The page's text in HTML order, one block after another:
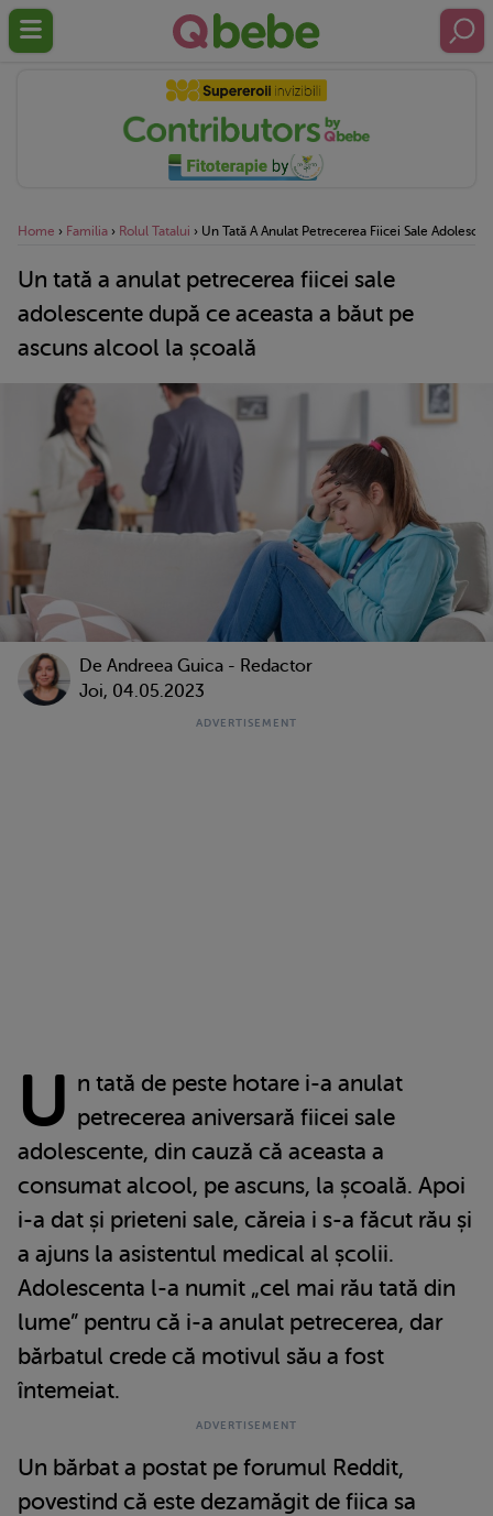
Home › Familia › Rolul Tatalui › Un Tată A Anulat Petrecerea Fiicei Sale
Un tată a anulat petrecerea fiicei sale
adolescente după ce aceasta a băut pe
ascuns alcool la școală
De Andreea Guica - Redactor
Joi, 04.05.2023
U n tată de peste hotare i-a anulat
petrecerea aniversară fiicei sale
adolescente, din cauză că aceasta a
consumat alcool, pe ascuns, la școală. Apoi
i-a dat și prieteni sale, căreia i s-a făcut rău și
a ajuns la asistentul medical al școlii.
Adolescenta l-a numit „cel mai rău tată din
lume” pentru că i-a anulat petrecerea, dar
bărbatul crede că motivul său a fost
întemeiat.
Un bărbat a postat pe forumul Reddit,
povestind că este dezamăgit de fiica sa